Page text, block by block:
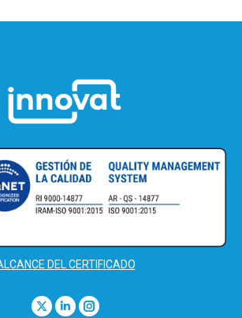
DEL CERTIFICADO
X
LinkedinInstagram